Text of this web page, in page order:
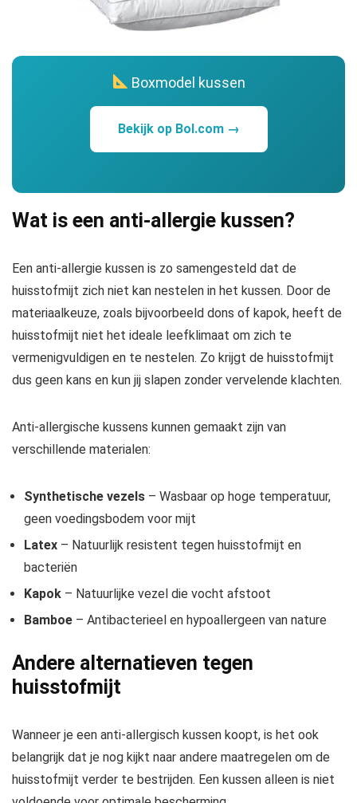
Boxmodel kussen
Bekijk op Bol.com →
Wat is een anti-allergie kussen?
Een anti-allergie kussen is zo samengesteld dat de
huisstofmijt zich niet kan nestelen in het kussen. Door de
materiaalkeuze, zoals bijvoorbeeld dons of kapok, heeft de
huisstofmijt niet het ideale leefklimaat om zich te
vermenigvuldigen en te nestelen. Zo krijgt de huisstofmijt
dus geen kans en kun jij slapen zonder vervelende klachten.
Anti-allergische kussens kunnen gemaakt zijn van
verschillende materialen:
Synthetische vezels – Wasbaar op hoge temperatuur,
geen voedingsbodem voor mijt
Latex – Natuurlijk resistent tegen huisstofmijt en
bacteriën
Kapok – Natuurlijke vezel die vocht afstoot
Bamboe – Antibacterieel en hypoallergeen van nature
Andere alternatieven tegen
huisstofmijt
Wanneer je een anti-allergisch kussen koopt, is het ook
belangrijk dat je nog kijkt naar andere maatregelen om de
huisstofmijt verder te bestrijden. Een kussen alleen is niet